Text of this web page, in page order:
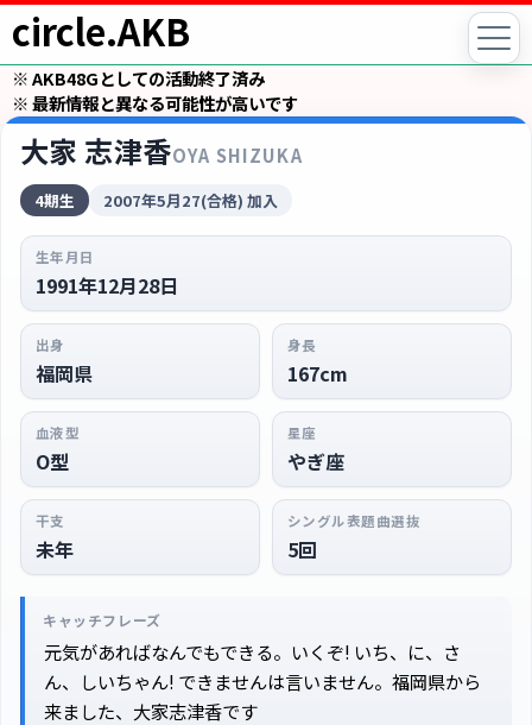
circle.AKB
※ AKB48Gとしての活動終了済み
※ 最新情報と異なる可能性が高いです
大家 志津香OYA SHIZUKA
4期生 2007年5月27(合格) 加入
生年月日
1991年12月28日
出身
福岡県
身長
167cm
血液型
O型
星座
やぎ座
干支
未年
シングル表題曲選抜
5回
キャッチフレーズ
元気があればなんでもできる。いくぞ! いち、に、さ
ん、しいちゃん! できませんは言いません。福岡県から
来ました、大家志津香です